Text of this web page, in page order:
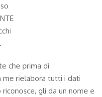
che prima di
me rielabora tutti i dati
gli da un nome e